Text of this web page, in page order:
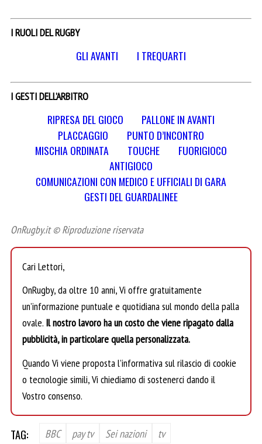
I RUOLI DEL RUGBY
GLI AVANTI I TREQUARTI
I GESTI DELL’ARBITRO
RIPRESA DEL GIOCO
PALLONE IN AVANTI
PLACCAGGIO
PUNTO D’INCONTRO
MISCHIA ORDINATA
TOUCHE
FUORIGIOCO
ANTIGIOCO
COMUNICAZIONI CON MEDICO E UFFICIALI DI GARA
GESTI DEL GUARDALINEE
OnRugby.it © Riproduzione riservata
Cari Lettori,
OnRugby, da oltre 10 anni, Vi offre gratuitamente
un’informazione puntuale e quotidiana sul mondo della palla
ovale. Il nostro lavoro ha un costo che viene ripagato dalla
pubblicità, in particolare quella personalizzata.
Quando Vi viene proposta l’informativa sul rilascio di cookie
o tecnologie simili, Vi chiediamo di sostenerci dando il
Vostro consenso.
TAG: BBC pay tv Sei nazioni tv